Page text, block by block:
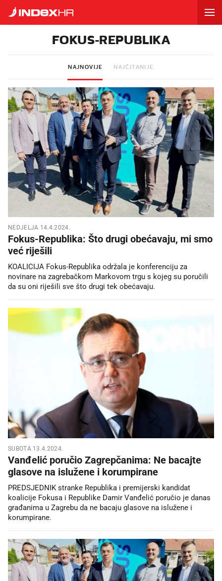
FOKUS-REPUBLIKA
NAJNOVIJE NAJČITANIJE
NEDJELJA 14.4.2024.
Fokus-Republika: Što drugi obećavaju, mi smo
već riješili
KOALICIJA Fokus-Republika održala je konferenciju za
novinare na zagrebačkom Markovom trgu s kojeg su poručili
da su oni riješili sve što drugi tek obećavaju.
SUBOTA 13.4.2024.
Vanđelić poručio Zagrepčanima: Ne bacajte
glasove na islužene i korumpirane
PREDSJEDNIK stranke Republika i premijerski kandidat
koalicije Fokusa i Republike Damir Vanđelić poručio je danas
građanima u Zagrebu da ne bacaju glasove na islužene i
korumpirane.